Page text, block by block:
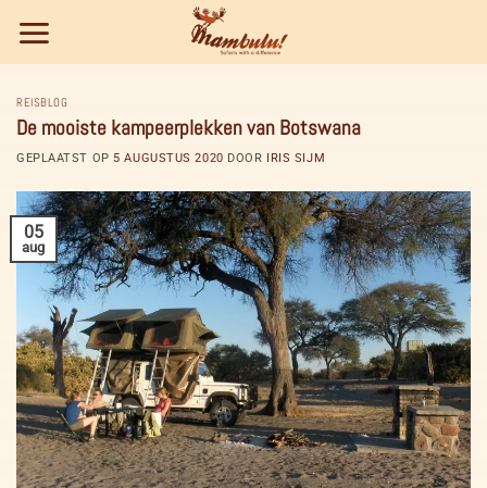
naar
inhoud
REISBLOG
De mooiste kampeerplekken van Botswana
GEPLAATST OP 5 AUGUSTUS 2020 DOOR IRIS SIJM
05
aug